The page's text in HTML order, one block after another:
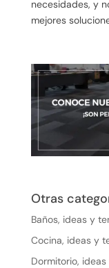
necesidades, y
mejores
Otras
Baños, ideas y
Cocina, ideas y
Dormitorio,